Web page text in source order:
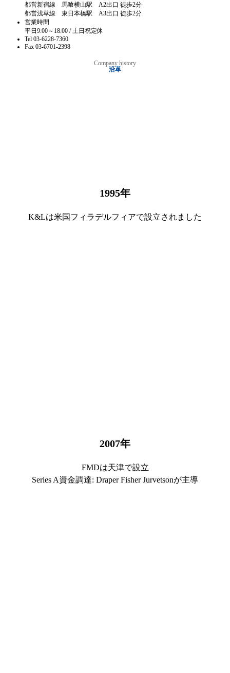
都営新宿線 馬喰横山駅 A2出口 徒歩2分
都営浅草線 東日本橋駅 A3出口 徒歩2分
営業時間
平日9:00～18:00 / 土日祝定休
Tel 03-6228-7360
Fax 03-6701-2398
Company history
沿革
1995年
K&Lは米国フィラデルフィアで設立されました
2007年
FMDは天津で設立
Series A資金調達: Draper Fisher Jurvetsonが主導